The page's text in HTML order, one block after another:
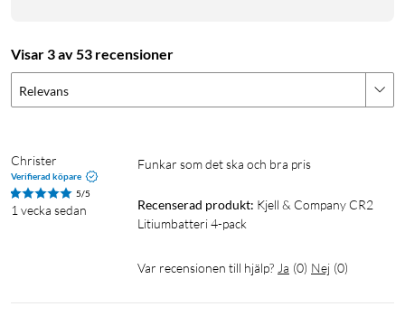
Visar 3 av 53 recensioner
Relevans
Christer
Verifierad köpare
5/5
1 vecka sedan
Funkar som det ska och bra pris
Recenserad produkt: Kjell & Company CR2
Litiumbatteri 4-pack
Var recensionen till hjälp? Ja (0) Nej (0)